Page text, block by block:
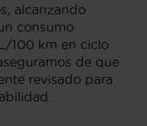
alcanzando
consumo
100 km en ciclo
de que
revisado para